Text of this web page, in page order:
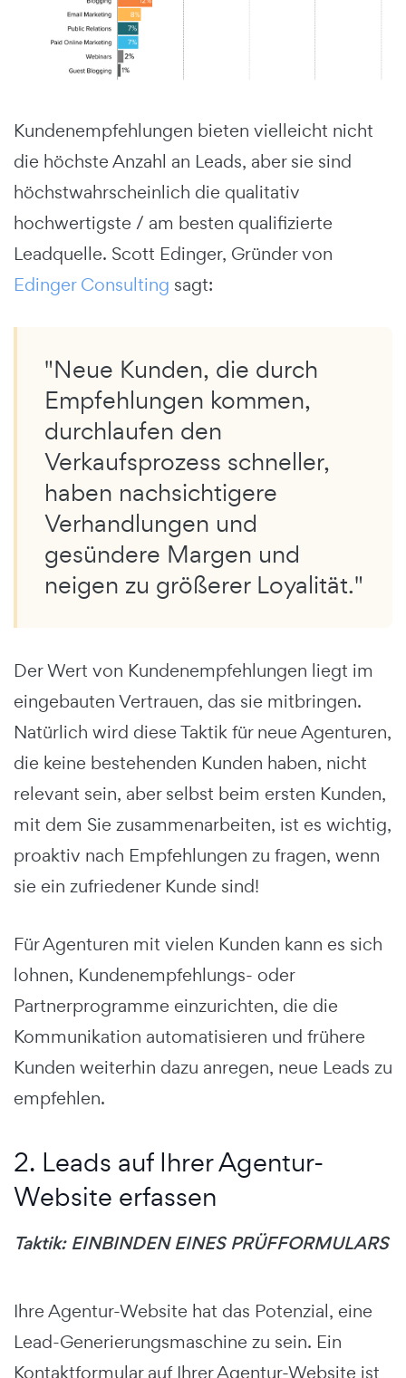
Kundenempfehlungen bieten vielleicht nicht
die höchste Anzahl an Leads, aber sie sind
höchstwahrscheinlich die qualitativ
hochwertigste / am besten qualifizierte
Leadquelle. Scott Edinger, Gründer von
Edinger Consulting sagt:
"Neue Kunden, die durch
Empfehlungen kommen,
durchlaufen den
Verkaufsprozess schneller,
haben nachsichtigere
Verhandlungen und
gesündere Margen und
neigen zu größerer Loyalität."
Der Wert von Kundenempfehlungen liegt im
eingebauten Vertrauen, das sie mitbringen.
Natürlich wird diese Taktik für neue Agenturen,
die keine bestehenden Kunden haben, nicht
relevant sein, aber selbst beim ersten Kunden,
mit dem Sie zusammenarbeiten, ist es wichtig,
proaktiv nach Empfehlungen zu fragen, wenn
sie ein zufriedener Kunde sind!
Für Agenturen mit vielen Kunden kann es sich
lohnen, Kundenempfehlungs- oder
Partnerprogramme einzurichten, die die
Kommunikation automatisieren und frühere
Kunden weiterhin dazu anregen, neue Leads zu
empfehlen.
2. Leads auf Ihrer Agentur-
Website erfassen
Taktik: EINBINDEN EINES PRÜFFORMULARS
Ihre Agentur-Website hat das Potenzial, eine
Lead-Generierungsmaschine zu sein. Ein
Kontaktformular auf Ihrer Agentur-Website ist